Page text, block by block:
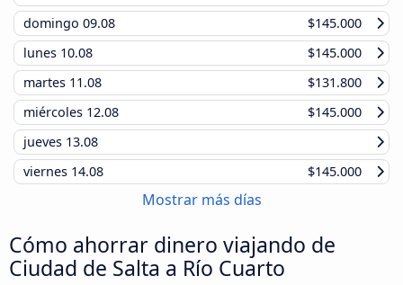
domingo 09.08
$145.000
lunes 10.08
$145.000
martes 11.08
$131.800
miércoles 12.08
$145.000
jueves 13.08
viernes 14.08 $145.000
Mostrar más días
Cómo ahorrar dinero viajando de
Ciudad de Salta a Río Cuarto